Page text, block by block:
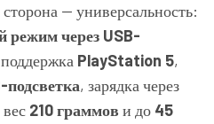
— универсальность:
режим через USB-
PlayStation 5,
подсветка, зарядка через
210 граммов и до 45